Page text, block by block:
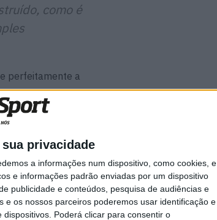
privacidade
a informações num dispositivo, como cookies, e
e informações padrão enviadas por um dispositivo
publicidade e conteúdos, pesquisa de audiências e
e os nossos parceiros poderemos usar identificação e
Poderá clicar para consentir o
como é
perfeitamente a
homens do paddock
da sua geração.
a grave lesão em
meses de